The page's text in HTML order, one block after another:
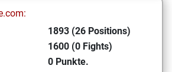
1893 (26 Positions)
1600 (0 Fights)
0 Punkte.